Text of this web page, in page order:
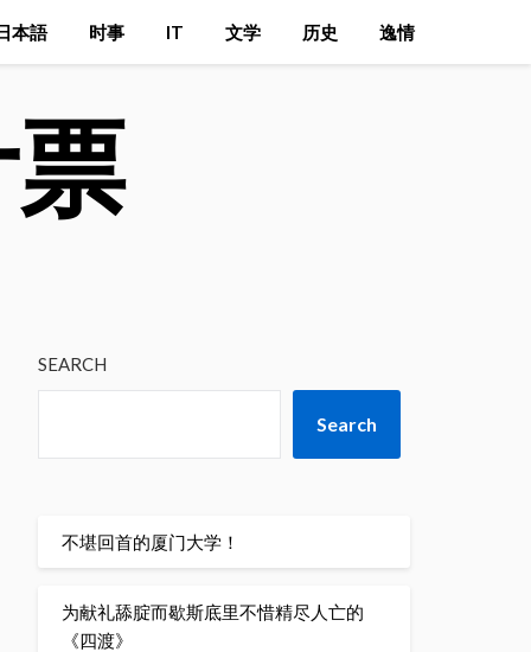
本語 时事 IT 文学 历史 逸情
SEARCH
Search
不堪回首的厦门大学！
为献礼舔腚而歇斯底里不惜精尽人亡的
《四渡》